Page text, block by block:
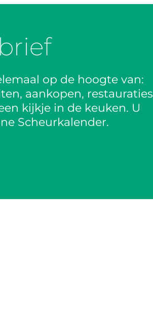
op de hoogte van:
aankopen, restauraties
kijkje in de keuken. U
Scheurkalender.